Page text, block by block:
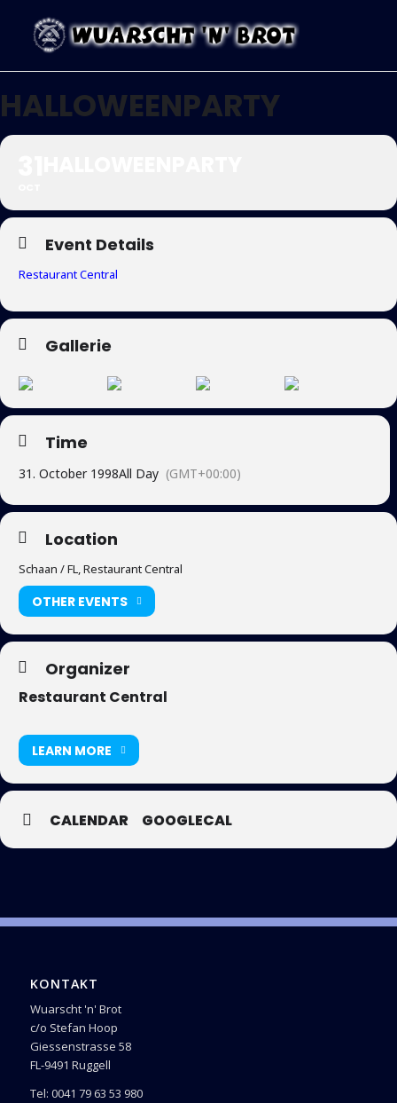
HALLOWEENPARTY
Event Details
Restaurant Central
Gallerie
Time
31. October 1998All Day (GMT+00:00)
Location
Schaan / FL, Restaurant Central
OTHER EVENTS
Organizer
Restaurant Central
LEARN MORE
CALENDAR GOOGLECAL
KONTAKT
Wuarscht 'n' Brot
c/o Stefan Hoop
Giessenstrasse 58
FL-9491 Ruggell
Tel: 0041 79 63 53 980